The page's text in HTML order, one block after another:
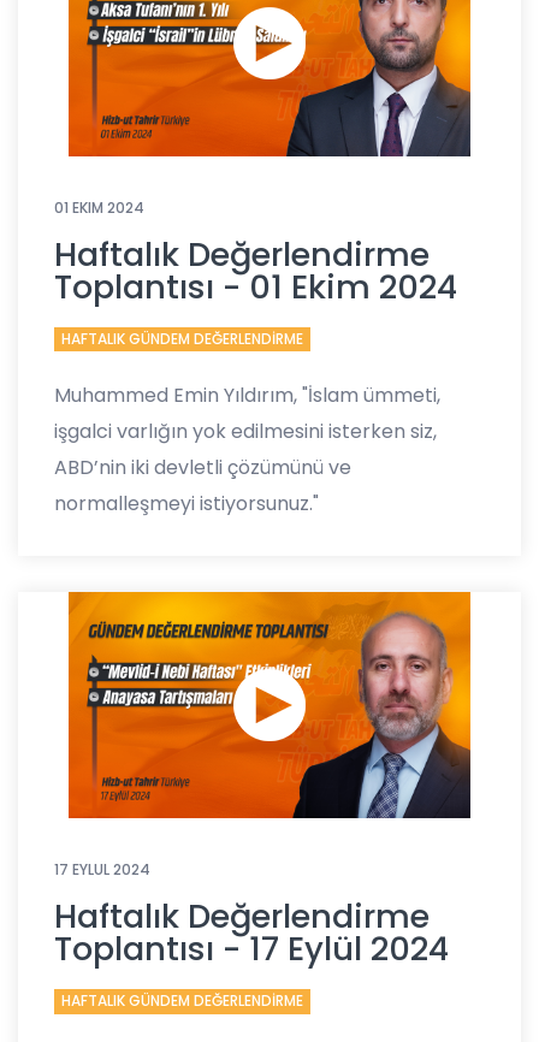
01 EKIM 2024
Haftalık Değerlendirme
Toplantısı - 01 Ekim 2024
HAFTALIK GÜNDEM DEĞERLENDİRME
Muhammed Emin Yıldırım, "İslam ümmeti,
işgalci varlığın yok edilmesini isterken siz,
ABD’nin iki devletli çözümünü ve
normalleşmeyi istiyorsunuz."
17 EYLUL 2024
Haftalık Değerlendirme
Toplantısı - 17 Eylül 2024
HAFTALIK GÜNDEM DEĞERLENDİRME